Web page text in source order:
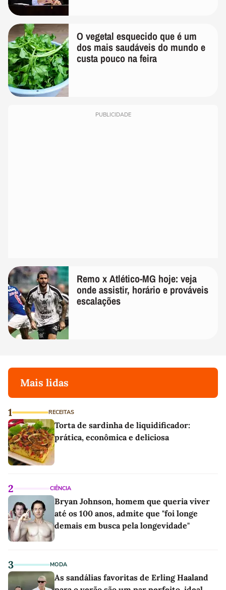
O vegetal esquecido que é um
dos mais saudáveis do mundo e
custa pouco na feira
PUBLICIDADE
Remo x Atlético-MG hoje: veja
onde assistir, horário e prováveis
escalações
Mais lidas
1 RECEITAS
Torta de sardinha de liquidificador:
prática, econômica e deliciosa
2 CIÊNCIA
Bryan Johnson, homem que queria viver
até os 100 anos, admite que "foi longe
demais em busca pela longevidade"
3 MODA
As sandálias favoritas de Erling Haaland